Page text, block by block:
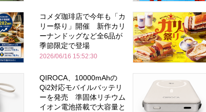
コメダ珈琲店で今年も「カ
リー祭り」開催 新作カリ
ーナンドッグなど全6品が
季節限定で登場
2026/06/16 15:52:30
QIROCA、10000mAhの
Qi2対応モバイルバッテリ
ーを発売 準固体リチウム
イオン電池搭載で大容量と